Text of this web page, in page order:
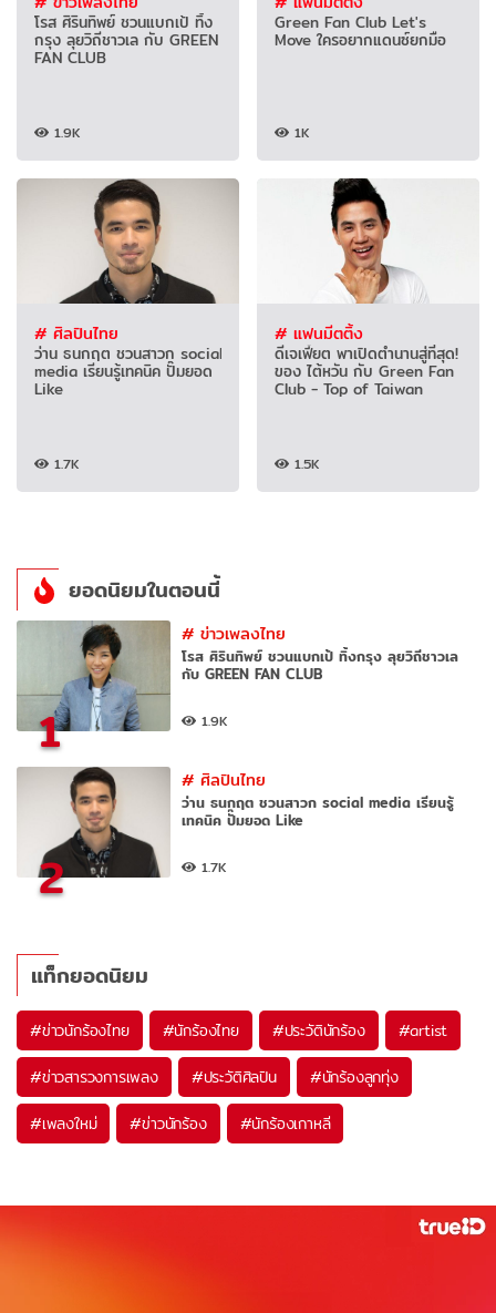
โรส ศิรินทิพย์ ชวนแบกเป้ ทิ้ง
กรุง ลุยวิถีชาวเล กับ GREEN
FAN CLUB
1.9K
Green Fan Club Let's
Move ใครอยากแดนซ์ยกมือ
1K
# ศิลปินไทย
ว่าน ธนกฤต ชวนสาวก social
media เรียนรู้เทคนิค ปั๊มยอด
Like
1.7K
# แฟนมีตติ้ง
ดีเจเฟี้ยต พาเปิดตำนานสู่ที่สุด!
ของ ไต้หวัน กับ Green Fan
Club - Top of Taiwan
1.5K
ยอดนิยมในตอนนี้
1
#ข่าวเพลงไทย
โรส ศิรินทิพย์ ชวนแบกเป้ ทิ้งกรุง ลุยวิถีชาวเล
กับ GREEN FAN CLUB
1.9K
2
#ศิลปินไทย
ว่าน ธนกฤต ชวนสาวก social media เรียนรู้
เทคนิค ปั๊มยอด Like
1.7K
แท็กยอดนิยม
#ข่าวนักร้องไทย #นักร้องไทย #ประวัตินักร้อง #artist
#ข่าวสารวงการเพลง #ประวัติศิลปิน #นักร้องลูกทุ่ง
#เพลงใหม่ #ข่าวนักร้อง #นักร้องเกาหลี